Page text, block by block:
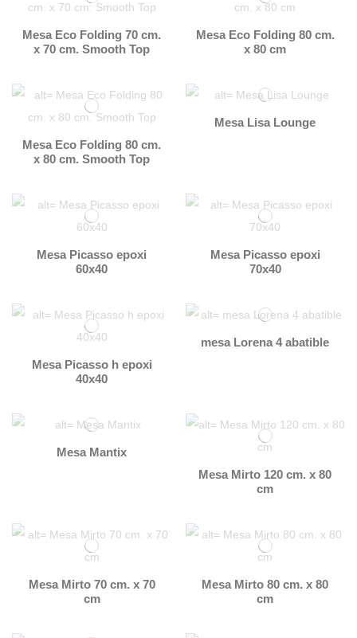
Mesa Eco Folding 70 cm.
x 70 cm. Smooth Top
Mesa Eco Folding 80 cm.
x 80 cm
Mesa Eco Folding 80 cm.
x 80 cm. Smooth Top
Mesa Lisa Lounge
Mesa Picasso epoxi
60x40
Mesa Picasso epoxi
70x40
Mesa Picasso h epoxi
40x40
mesa Lorena 4 abatible
Mesa Mantix
Mesa Mirto 120 cm. x 80
cm
Mesa Mirto 70 cm. x 70
cm
Mesa Mirto 80 cm. x 80
cm